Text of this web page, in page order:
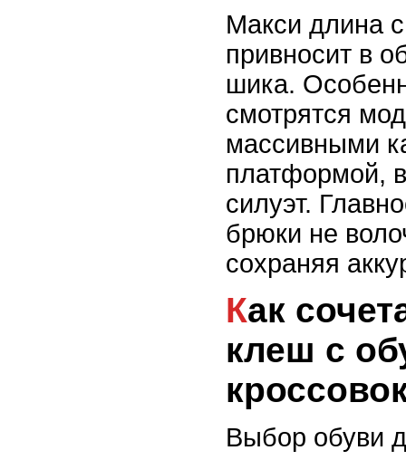
Макси длина
привносит в
шика.
смотрятся
массивными
платформой,
силуэт.
брюки не
сохраняя
Как сочетать брюки-
клеш с
Выбор обуви